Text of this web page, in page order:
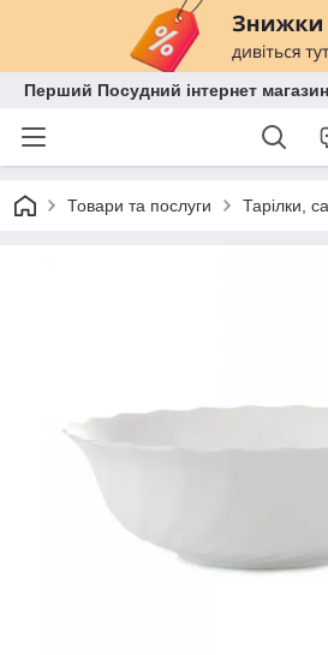
Перший Посудний інтернет
Товари та послуги Тарілки,